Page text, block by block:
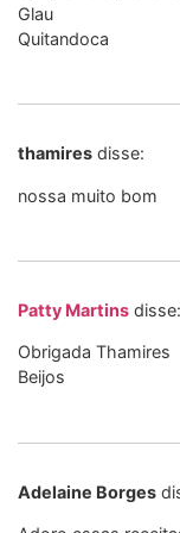
Glau
Quitandoca
thamires disse:
nossa muito bom
Patty Martins disse:
Obrigada Thamires
Beijos
Adelaine Borges